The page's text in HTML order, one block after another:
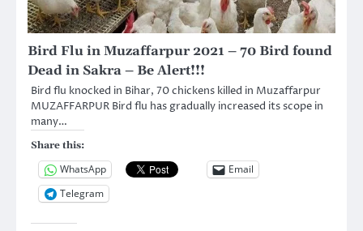
Bird Flu in Muzaffarpur 2021 – 70 Bird found
Dead in Sakra – Be Alert!!!
Bird flu knocked in Bihar, 70 chickens killed in Muzaffarpur
MUZAFFARPUR Bird flu has gradually increased its scope in
many…
Share this:
WhatsApp
Email
Telegram